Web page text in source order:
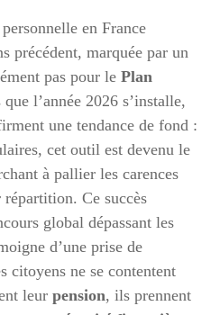
en France
précédent, marquée par un
pas pour lePlan
l’année 2026 s’installe,
une tendance de fond :
cet outil est devenu le
à pallier les carences
répartition. Ce succès
global dépassant les
d’une prise de
citoyens ne se contentent
leurpension, ils prennent